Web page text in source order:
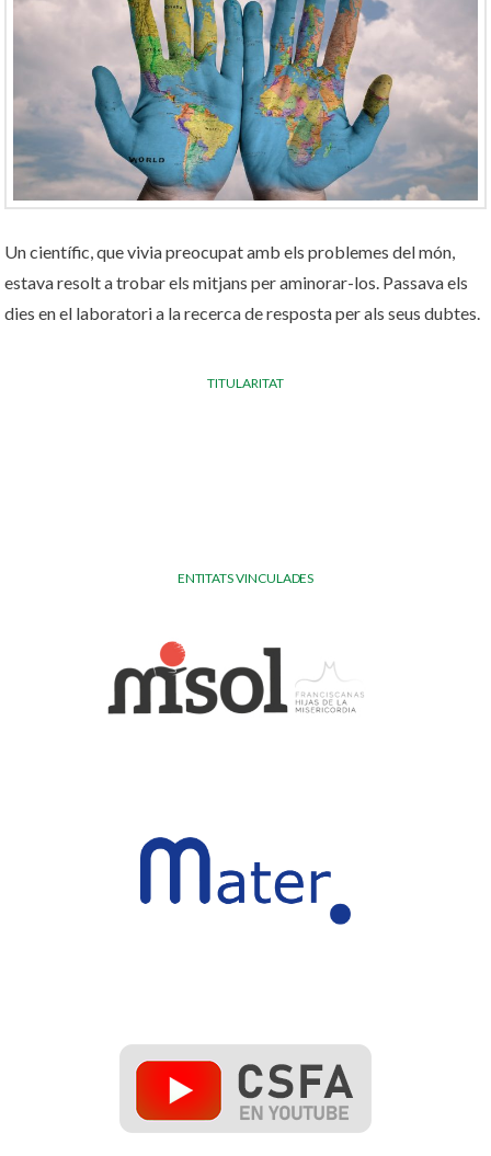
Un científic, que vivia preocupat amb els problemes del món,
estava resolt a trobar els mitjans per aminorar-los. Passava els
dies en el laboratori a la recerca de resposta per als seus dubtes.
TITULARITAT
ENTITATS VINCULADES